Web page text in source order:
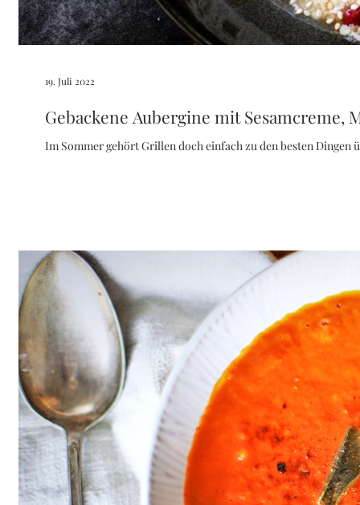
Gebackene Aubergine mit Sesamcreme,
Im Sommer gehört Grillen doch einfach zu den besten
19. Juli 2022